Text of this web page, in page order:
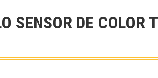
SENSOR DE COLOR